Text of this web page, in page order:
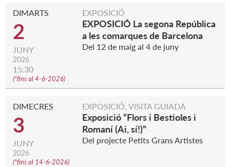
DIMARTS
2
JUNY
2026
15:30
(*fins al 4-6-2026)
EXPOSICIÓ
EXPOSICIÓ La segona República
a les comarques de Barcelona
Del 12 de maig al 4 de juny
DIMECRES
3
JUNY
2026
(*fins al 14-6-2026)
EXPOSICIÓ, VISITA GUIADA
Exposició “Flors i Bestioles i
Romaní (Ai, sí!)”
Del projecte Petits Grans Artistes